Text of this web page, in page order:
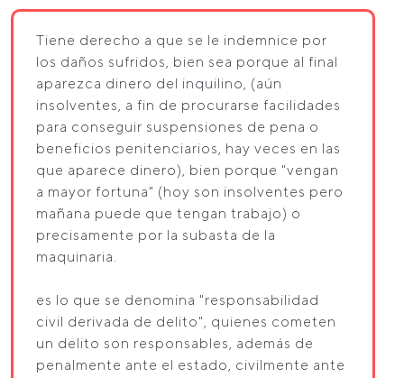
Tiene derecho a que se le indemnice por
los daños sufridos, bien sea porque al final
aparezca dinero del inquilino, (aún
insolventes, a fin de procurarse facilidades
para conseguir suspensiones de pena o
beneficios penitenciarios, hay veces en las
que aparece dinero), bien porque "vengan
a mayor fortuna" (hoy son insolventes pero
mañana puede que tengan trabajo) o
precisamente por la subasta de la
maquinaria.
es lo que se denomina "responsabilidad
civil derivada de delito", quienes cometen
un delito son responsables, además de
penalmente ante el estado, civilmente ante